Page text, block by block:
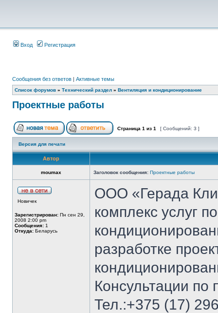
Вход Регистрация
Сообщения без ответов | Активные темы
Список форумов » Технический раздел » Вентиляция и кондиционирование
Проектные работы
Страница 1 из 1 [ Сообщений: 3 ]
Версия для печати
Автор
moumax Заголовок сообщения: Проектные работы
Новичек
Зарегистрирован: Пн сен 29,
2008 2:00 pm
Сообщения: 1
Откуда: Беларусь
ООО «Герада
комплекс услуг
разработке
Консультации по
Тел.:+375 (17)